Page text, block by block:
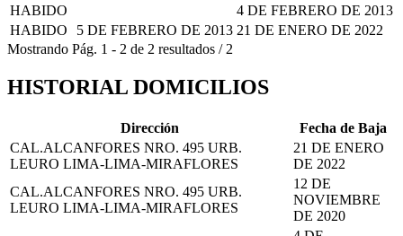
HABIDO
4 DE FEBRERO DE 2013
HABIDO
5 DE FEBRERO DE 2013 21 DE ENERO DE 2022
Mostrando Pág. 1 - 2 de 2 resultados / 2
HISTORIAL DOMICILIOS
Dirección
Fecha de Baja
CAL.ALCANFORES NRO. 495 URB.
LEURO LIMA-LIMA-MIRAFLORES
21 DE ENERO
DE 2022
CAL.ALCANFORES NRO. 495 URB.
LEURO LIMA-LIMA-MIRAFLORES
12 DE
NOVIEMBRE
DE 2020